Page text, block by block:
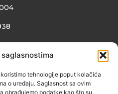
tehnologije poput kolačića
o uređaju. Saglasnost sa ovim
obrađujemo podatke kao što su
SPRAT), 72000 ZENICA